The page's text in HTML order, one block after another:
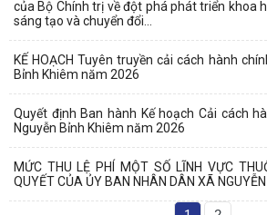
của Bộ Chính trị về đột phá phát triển khoa
sáng tạo và chuyển đổi...
KẾ HOẠCH Tuyên truyền cải cách hành
Bỉnh Khiêm năm 2026
Quyết định Ban hành Kế hoạch Cải cách
Nguyễn Bỉnh Khiêm năm 2026
MỨC THU LỆ PHÍ MỘT SỐ LĨNH VỰC
QUYẾT CỦA ỦY BAN NHÂN DÂN XÃ